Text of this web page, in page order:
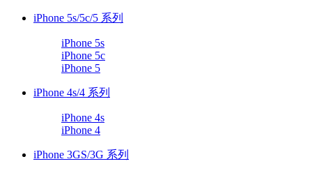
iPhone 5s/5c/5 系列
iPhone 5s
iPhone 5c
iPhone 5
iPhone 4s/4 系列
iPhone 4s
iPhone 4
iPhone 3GS/3G 系列